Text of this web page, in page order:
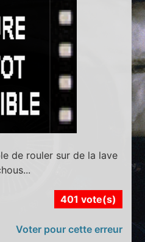
de rouler sur de la lave
401 vote(s)
Voter pour cette erreur